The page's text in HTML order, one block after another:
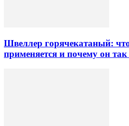
Швеллер горячекатаный: что
применяется и почему он